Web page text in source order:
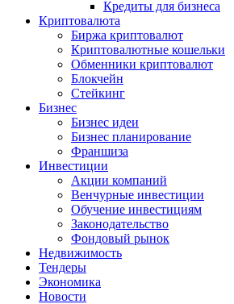
Кредиты для бизнеса
Криптовалюта
Биржа криптовалют
Криптовалютные кошельки
Обменники криптовалют
Блокчейн
Стейкинг
Бизнес
Бизнес идеи
Бизнес планирование
Франшиза
Инвестиции
Акции компаний
Венчурные инвестиции
Обучение инвестициям
Законодательство
Фондовый рынок
Недвижимость
Тендеры
Экономика
Новости